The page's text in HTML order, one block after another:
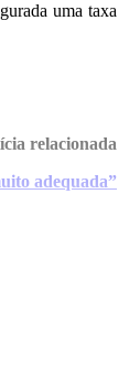
uma taxa
relacionada
adequada”